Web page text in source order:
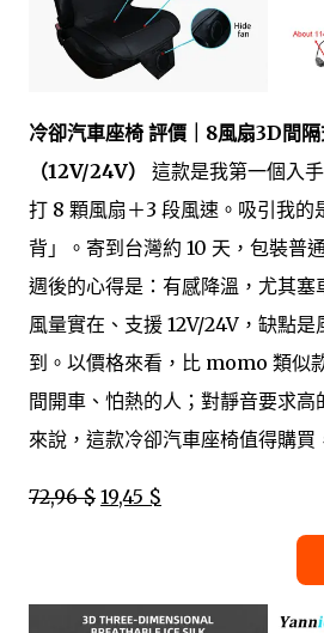
冷卻汽車座椅 評價｜8風扇3D間
（12V/24V）
這款是我第一個入
打 8 顆風扇＋3 段風速。吸引我的
背」。寄到台灣約 10 天，包裝普
週後的心得是：有感降溫，尤其塞
風量實在、支援 12V/24V，缺點
到。以價格來看，比 momo 類似
間開車、怕熱的人；對靜音要求
來說，這款冷卻汽車座椅值得購買
72,96 $ 19,45 $